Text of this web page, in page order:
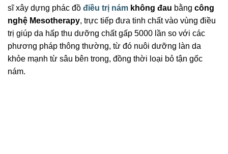
sĩ xây dựng phác đồ điều trị nám không đau bằng công
nghệ Mesotherapy, trực tiếp đưa tinh chất vào vùng điều
trị giúp da hấp thu dưỡng chất gấp 5000 lần so với các
phương pháp thông thường, từ đó nuôi dưỡng làn da
khỏe mạnh từ sâu bên trong, đồng thời loại bỏ tận gốc
nám.